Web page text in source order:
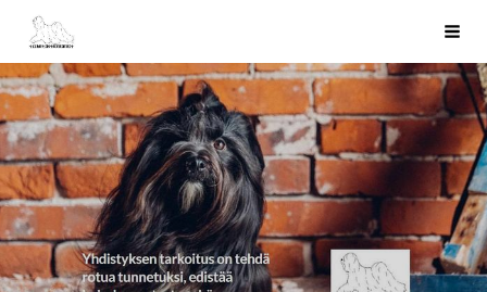
Siirry
sivun
sisältöön
Tiibetinterrierit ry